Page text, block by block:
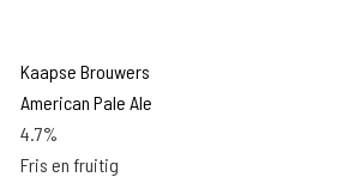
Kaapse Brouwers
American Pale Ale
4.7%
Fris en fruitig